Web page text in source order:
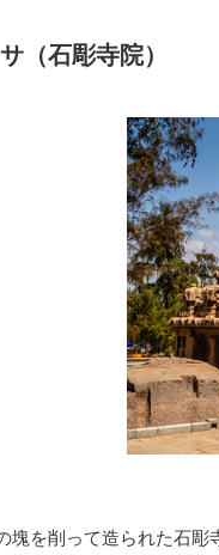
（石彫寺院）
塊を削って造られた石